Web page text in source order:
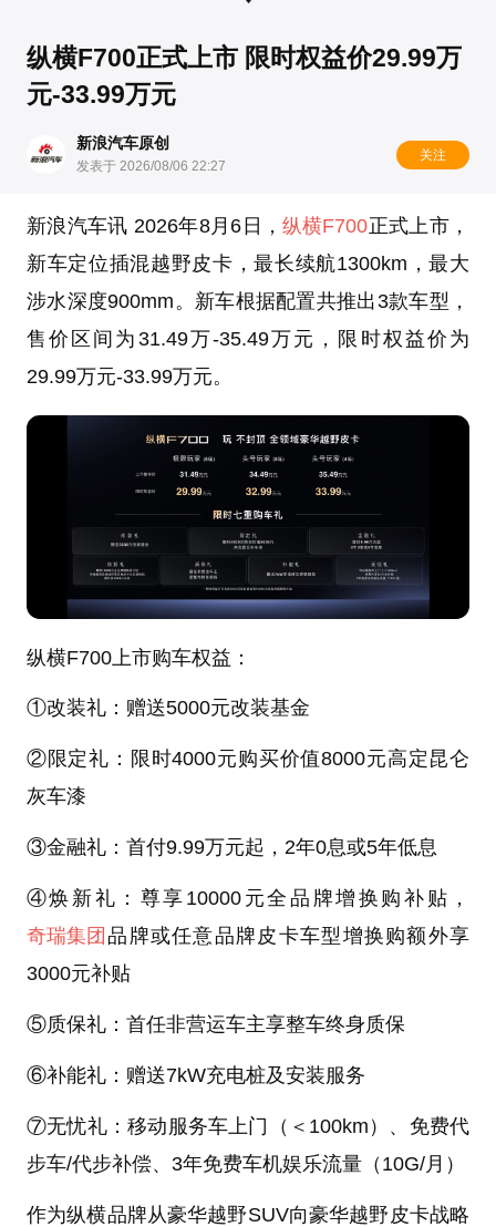
纵横F700正式上市 限时权益价29.99万
元-33.99万元
新浪汽车原创
发表于 2026/08/06 22:27
关注
新浪汽车讯 2026年8月6日，纵横F700正式上市，
新车定位插混越野皮卡，最长续航1300km，最大
涉水深度900mm。新车根据配置共推出3款车型，
售价区间为31.49万-35.49万元，限时权益价为
29.99万元-33.99万元。
纵横F700上市购车权益：
①改装礼：赠送5000元改装基金
②限定礼：限时4000元购买价值8000元高定昆仑
灰车漆
③金融礼：首付9.99万元起，2年0息或5年低息
④焕新礼：尊享10000元全品牌增换购补贴，
奇瑞集团 品牌或任意品牌皮卡车型增换购额外享
3000元补贴
⑤质保礼：首任非营运车主享整车终身质保
⑥补能礼：赠送7kW充电桩及安装服务
⑦无忧礼：移动服务车上门（＜100km）、免费代
步车/代步补偿、3年免费车机娱乐流量（10G/月）
作为纵横品牌从豪华越野SUV向豪华越野皮卡战略